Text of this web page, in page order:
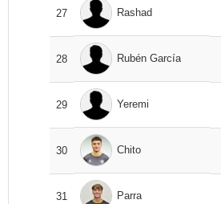
27 Rashad
28 Rubén García
29 Yeremi
30 Chito
31 Parra